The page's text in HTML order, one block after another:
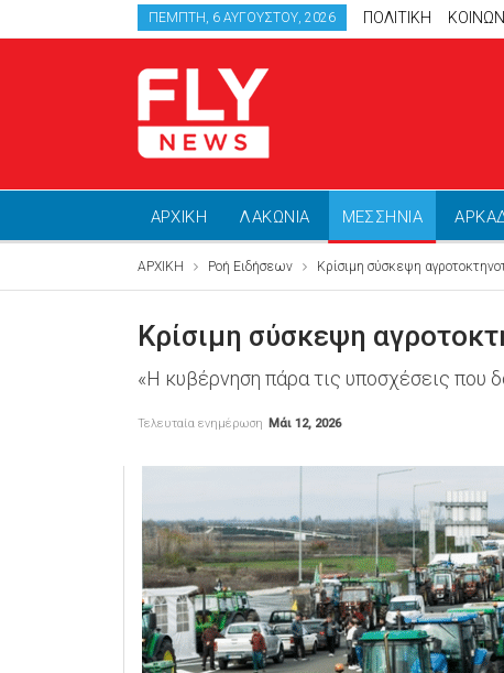
ΠΈΜΠΤΗ, 6 ΑΥΓΟΎΣΤΟΥ, 2026 ΠΟΛΙΤΙΚΗ
ΑΡΧΙΚΗ ΛΑΚΩΝΙΑ ΜΕΣΣΗΝΙΑ
ΑΡΧΙΚΗ Ροή Ειδήσεων Κρίσιμη σύσκεψη
Κρίσιμη σύσκεψη
«Η κυβέρνηση πάρα τις υποσχέσεις που
Τελευταία ενημέρωση Μάι 12, 2026